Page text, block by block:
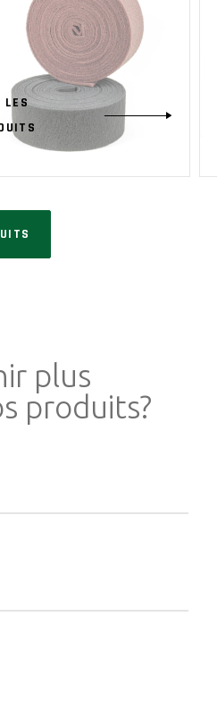
LES
plus
produits?